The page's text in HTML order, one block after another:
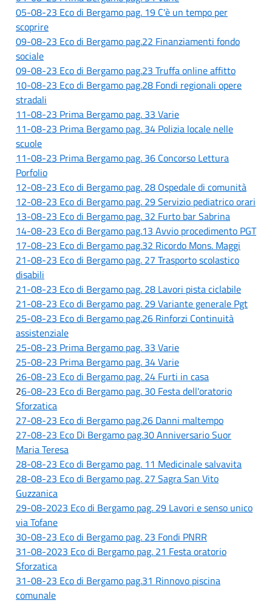
05-08-23 Eco di Bergamo pag. 19 C'è un tempo per
scoprire
09-08-23 Eco di Bergamo pag.22 Finanziamenti fondo
sociale
09-08-23 Eco di Bergamo pag.23 Truffa online affitto
10-08-23 Eco di Bergamo pag.28 Fondi regionali opere
stradali
11-08-23 Prima Bergamo pag. 33 Varie
11-08-23 Prima Bergamo pag. 34 Polizia locale nelle
scuole
11-08-23 Prima Bergamo pag. 36 Concorso Lettura
Porfolio
12-08-23 Eco di Bergamo pag. 28 Ospedale di comunità
12-08-23 Eco di Bergamo pag. 29 Servizio pediatrico orari
13-08-23 Eco di Bergamo pag. 32 Furto bar Sabrina
14-08-23 Eco di Bergamo pag.13 Avvio procedimento PGT
17-08-23 Eco di Bergamo pag.32 Ricordo Mons. Maggi
21-08-23 Eco di Bergamo pag. 27 Trasporto scolastico
disabili
21-08-23 Eco di Bergamo pag. 28 Lavori pista ciclabile
21-08-23 Eco di Bergamo pag. 29 Variante generale Pgt
25-08-23 Eco di Bergamo pag.26 Rinforzi Continuità
assistenziale
25-08-23 Prima Bergamo pag. 33 Varie
25-08-23 Prima Bergamo pag. 34 Varie
26-08-23 Eco di Bergamo pag. 24 Furti in casa
26-08-23 Eco di Bergamo pag. 30 Festa dell'oratorio
Sforzatica
27-08-23 Eco di Bergamo pag.26 Danni maltempo
27-08-23 Eco Di Bergamo pag.30 Anniversario Suor
Maria Teresa
28-08-23 Eco di Bergamo pag. 11 Medicinale salvavita
28-08-23 Eco di Bergamo pag. 27 Sagra San Vito
Guzzanica
29-08-2023 Eco di Bergamo pag. 29 Lavori e senso unico
via Tofane
30-08-23 Eco di Bergamo pag. 23 Fondi PNRR
31-08-2023 Eco di Bergamo pag. 21 Festa oratorio
Sforzatica
31-08-23 Eco di Bergamo pag.31 Rinnovo piscina
comunale